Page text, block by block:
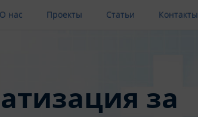
О нас Проекты Статьи Контакты
за